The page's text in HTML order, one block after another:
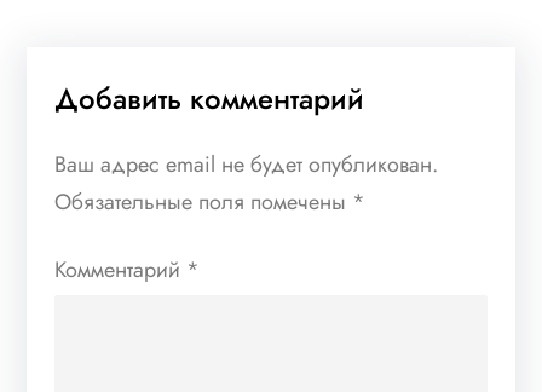
Добавить комментарий
Ваш адрес email не будет опубликован.
Обязательные поля помечены *
Комментарий *